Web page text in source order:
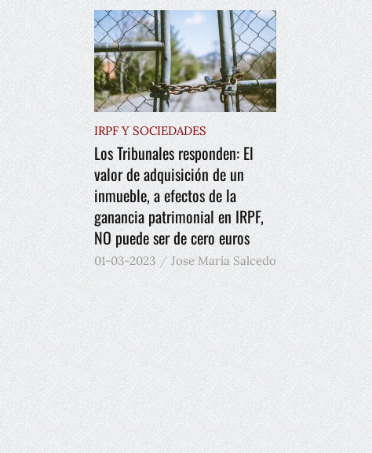
IRPF Y SOCIEDADES
Los Tribunales responden: El
valor de adquisición de un
inmueble, a efectos de la
ganancia patrimonial en IRPF,
NO puede ser de cero euros
01-03-2023 Jose María Salcedo